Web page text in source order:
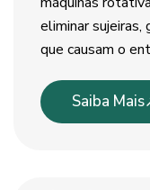
eliminar sujeiras,
que causam o
Saiba Mais